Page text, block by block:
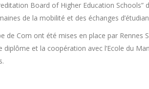
Board of Higher Education Schools”
de la mobilité et des échanges
de Com ont été mises en place par Rennes
et la coopération avec l’Ecole du